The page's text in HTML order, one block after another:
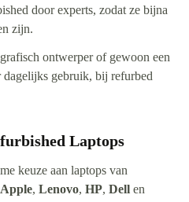
door experts, zodat ze bijna
zijn.
ontwerper of gewoon een
gebruik, bij refurbed
Laptops
keuze aan laptops van
Apple, Lenovo, HP, Dell en